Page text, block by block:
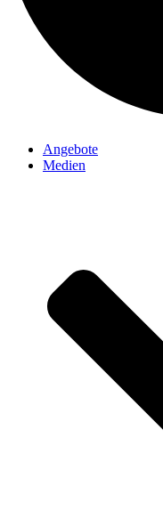
Angebote
Medien